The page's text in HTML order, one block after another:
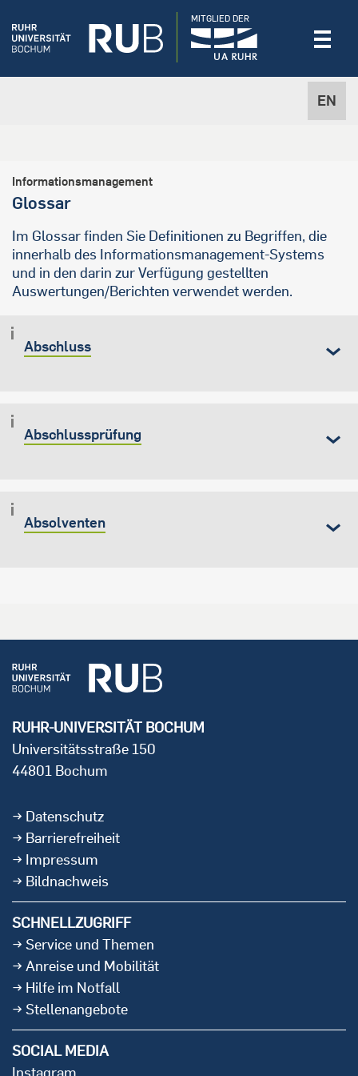
EN
MITGLIED DER
Informationsmanagement
Glossar
Im Glossar finden Sie Definitionen zu Begriffen, die
innerhalb des Informationsmanagement-Systems
und in den darin zur Verfügung gestellten
Auswertungen/Berichten verwendet werden.
Abschluss
Abschlussprüfung
Absolventen
RUHR-UNIVERSITÄT BOCHUM
Universitätsstraße 150
44801 Bochum
Datenschutz
Barrierefreiheit
Impressum
Bildnachweis
SCHNELLZUGRIFF
Service und Themen
Anreise und Mobilität
Hilfe im Notfall
Stellenangebote
SOCIAL MEDIA